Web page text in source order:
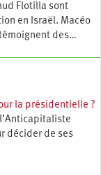
Flotilla sont
en Israël. Macéo
des…
la présidentielle ?
décider de ses